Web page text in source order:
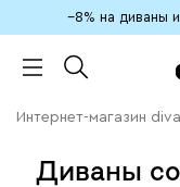
−8% на диваны
Интернет-магазин
Диваны